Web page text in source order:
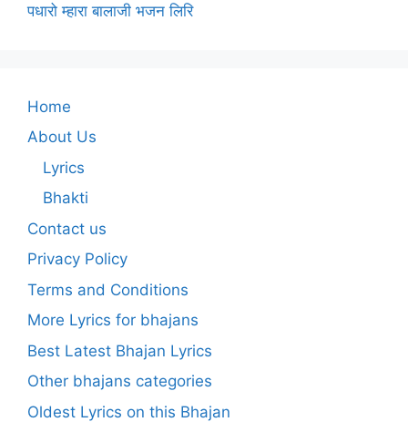
पधारो म्हारा बालाजी भजन लिरि
Home
About Us
Lyrics
Bhakti
Contact us
Privacy Policy
Terms and Conditions
More Lyrics for bhajans
Best Latest Bhajan Lyrics
Other bhajans categories
Oldest Lyrics on this Bhajan